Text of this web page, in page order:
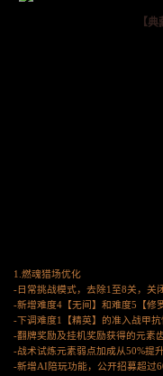
【
1.燃魂猎场优化
-日常挑战模式，去除1至8关，关
-新增难度4【无间】和难度5【修罗
-下调难度1【精英】的准入战甲抗
-翻牌奖励及挂机奖励获得的元素
-战术试炼元素弱点加成从50%提
-新增AI陪玩功能，公开招募超过